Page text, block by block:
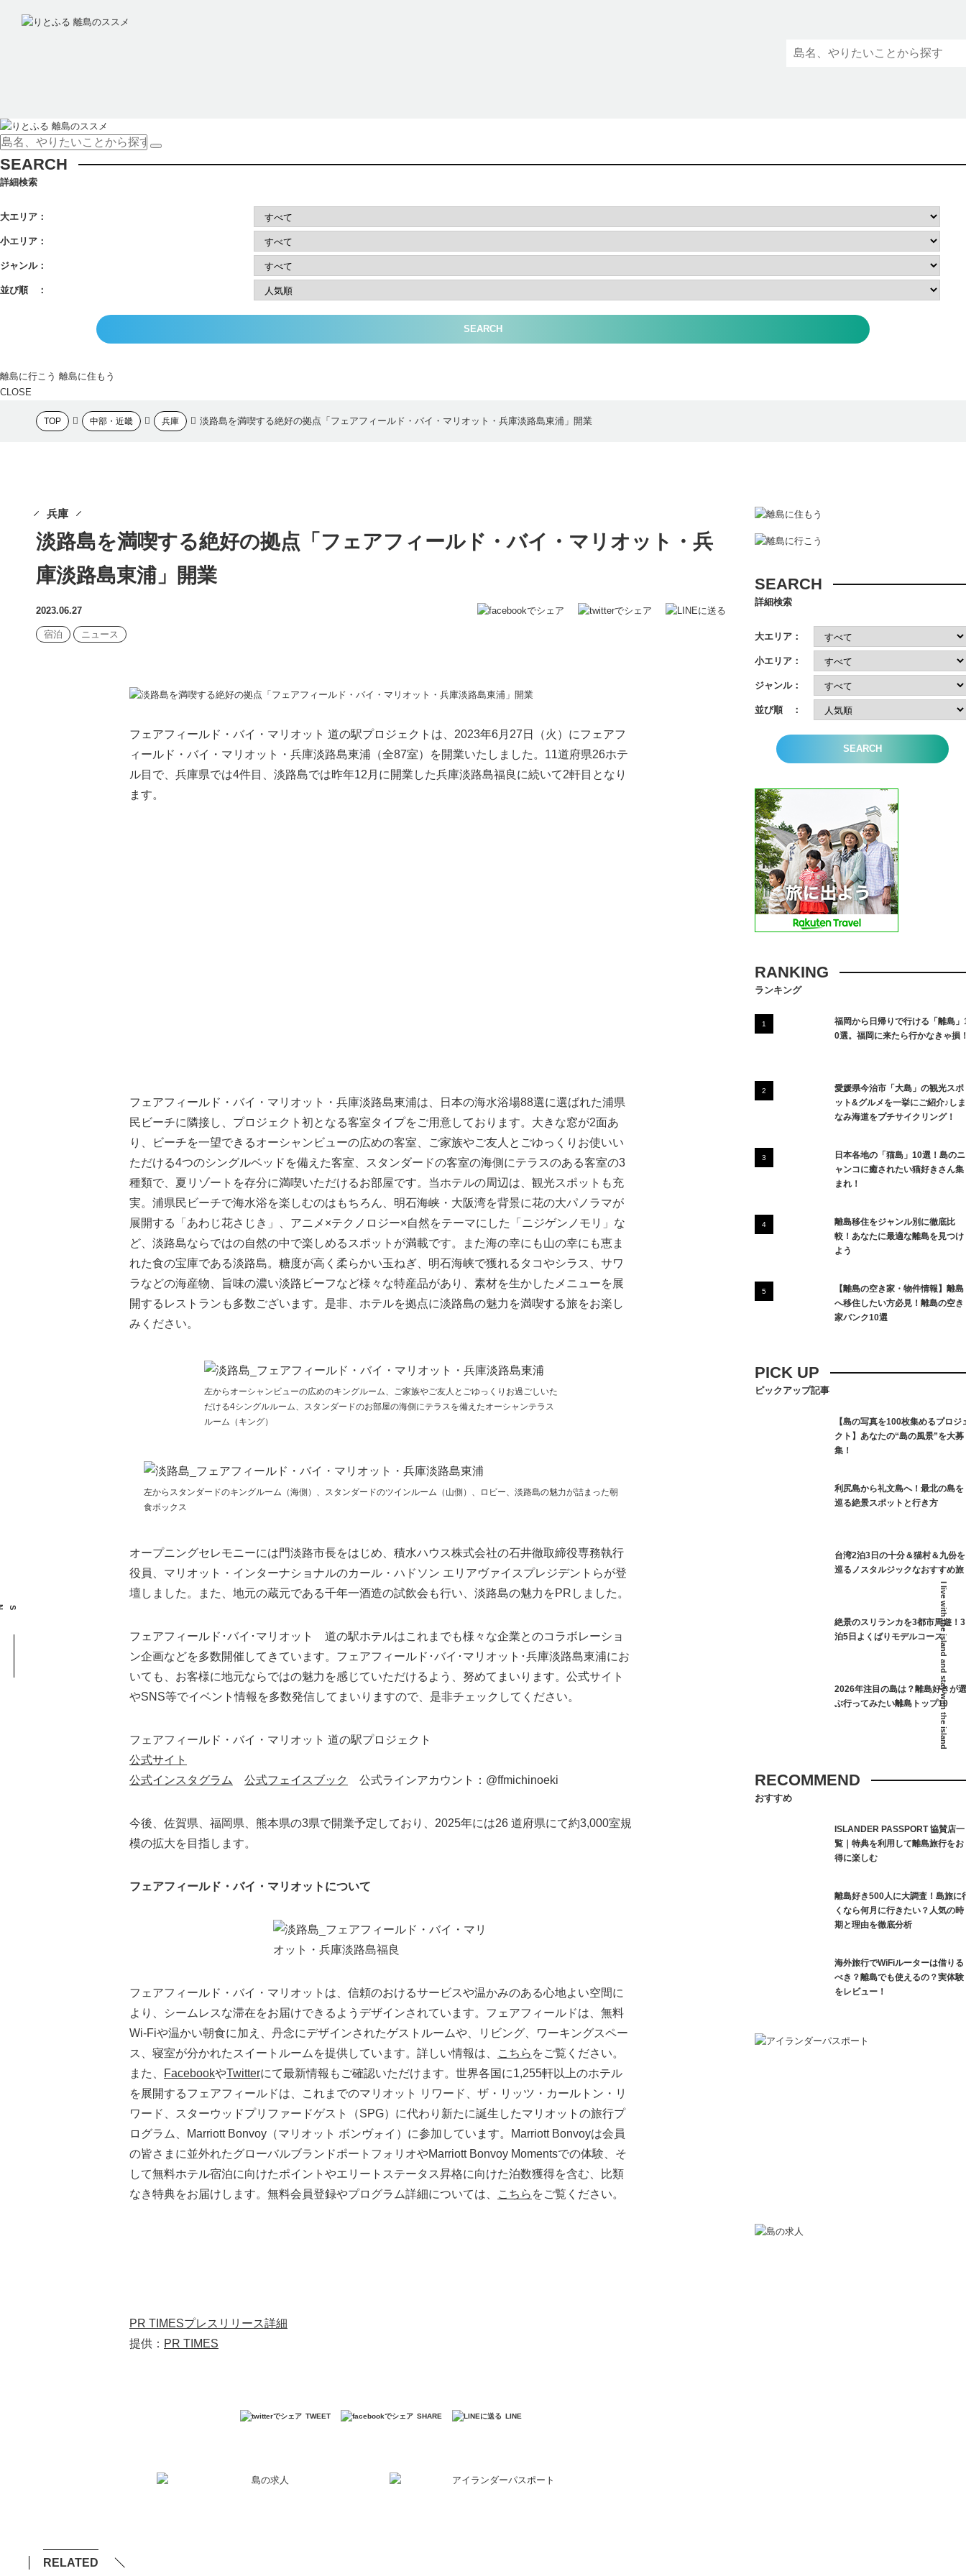
I live with the island and stay with the island
SEARCH
詳細検索
大エリア：
小エリア：
ジャンル：
並び順 ：
SEARCH
離島に行こう 離島に住もう
CLOSE
TOP 中部・近畿 兵庫 淡路島を満喫する絶好の拠点「フェアフィールド・バイ・マリオット・兵庫淡路島東浦」開業
兵庫
淡路島を満喫する絶好の拠点「フェアフィールド・バイ・マリオット・兵
庫淡路島東浦」開業
2023.06.27
宿泊 ニュース
フェアフィールド・バイ・マリオット 道の駅プロジェクトは、2023年6月27日（火）にフェアフ
ィールド・バイ・マリオット・兵庫淡路島東浦（全87室）を開業いたしました。11道府県26ホテ
ル目で、兵庫県では4件目、淡路島では昨年12月に開業した兵庫淡路島福良に続いて2軒目となり
ます。
フェアフィールド・バイ・マリオット・兵庫淡路島東浦は、日本の海水浴場88選に選ばれた浦県
民ビーチに隣接し、プロジェクト初となる客室タイプをご用意しております。大きな窓が2面あ
り、ビーチを一望できるオーシャンビューの広めの客室、ご家族やご友人とごゆっくりお使いい
ただける4つのシングルベッドを備えた客室、スタンダードの客室の海側にテラスのある客室の3
種類で、夏リゾートを存分に満喫いただけるお部屋です。当ホテルの周辺は、観光スポットも充
実。浦県民ビーチで海水浴を楽しむのはもちろん、明石海峡・大阪湾を背景に花の大パノラマが
展開する「あわじ花さじき」、アニメ×テクノロジー×自然をテーマにした「ニジゲンノモリ」な
ど、淡路島ならではの自然の中で楽しめるスポットが満載です。また海の幸にも山の幸にも恵ま
れた食の宝庫である淡路島。糖度が高く柔らかい玉ねぎ、明石海峡で獲れるタコやシラス、サワ
ラなどの海産物、旨味の濃い淡路ビーフなど様々な特産品があり、素材を生かしたメニューを展
開するレストランも多数ございます。是非、ホテルを拠点に淡路島の魅力を満喫する旅をお楽し
みください。
左からオーシャンビューの広めのキングルーム、ご家族やご友人とごゆっくりお過ごしいた
だける4シングルルーム、スタンダードのお部屋の海側にテラスを備えたオーシャンテラス
ルーム（キング）
左からスタンダードのキングルーム（海側）、スタンダードのツインルーム（山側）、ロビー、淡路島の魅力が詰まった朝
食ボックス
オープニングセレモニーには門淡路市長をはじめ、積水ハウス株式会社の石井徹取締役専務執行
役員、マリオット・インターナショナルのカール・ハドソン エリアヴァイスプレジデントらが登
壇しました。また、地元の蔵元である千年一酒造の試飲会も行い、淡路島の魅力をPRしました。
フェアフィールド･バイ･マリオット 道の駅ホテルはこれまでも様々な企業とのコラボレーショ
ン企画などを多数開催してきています。フェアフィールド･バイ･マリオット･兵庫淡路島東浦にお
いても、お客様に地元ならではの魅力を感じていただけるよう、努めてまいります。公式サイト
やSNS等でイベント情報を多数発信してまいりますので、是非チェックしてください。
フェアフィールド・バイ・マリオット 道の駅プロジェクト
公式サイト
公式インスタグラム
公式フェイスブック 公式ラインアカウント：@ffmichinoeki
今後、佐賀県、福岡県、熊本県の3県で開業予定しており、2025年には26 道府県にて約3,000室規
模の拡大を目指します。
フェアフィールド・バイ・マリオットについて
フェアフィールド・バイ・マリオットは、信頼のおけるサービスや温かみのある心地よい空間に
より、シームレスな滞在をお届けできるようデザインされています。フェアフィールドは、無料
Wi-Fiや温かい朝食に加え、丹念にデザインされたゲストルームや、リビング、ワーキングスペー
ス、寝室が分かれたスイートルームを提供しています。詳しい情報は、
こちら をご覧ください。
また、
FacebookやTwitterにて最新情報もご確認いただけます。世界各国に1,255軒以上のホテル
を展開するフェアフィールドは、これまでのマリオット リワード、ザ・リッツ・カールトン・リ
ワード、スターウッドプリファードゲスト（SPG）に代わり新たに誕生したマリオットの旅行プ
ログラム、Marriott Bonvoy（マリオット ボンヴォイ）に参加しています。Marriott Bonvoyは会員
の皆さまに並外れたグローバルブランドポートフォリオやMarriott Bonvoy Momentsでの体験、そ
して無料ホテル宿泊に向けたポイントやエリートステータス昇格に向けた泊数獲得を含む、比類
なき特典をお届けします。無料会員登録やプログラム詳細については、
こちら をご覧ください。
PR TIMESプレスリリース詳細
提供： PR TIMES
TWEET SHARE LINE
RELATED
SEARCH
詳細検索
大エリア：
小エリア：
ジャンル：
並び順 ：
SEARCH
RANKING
ランキング
福岡から日帰りで行ける「離島」
0選。福岡に来たら行かなきゃ損
愛媛県今治市「大島」の観光スポ
ット&グルメを一挙にご紹介♪しま
なみ海道をプチサイクリング！
日本各地の「猫島」10選！島のニ
ャンコに癒されたい猫好きさん集
まれ！
離島移住をジャンル別に徹底比
較！あなたに最適な離島を見つけ
よう
【離島の空き家・物件情報】離島
へ移住したい方必見！離島の空き
家バンク10選
PICK UP
ピックアップ記事
【島の写真を100枚集めるプロジ
クト】あなたの“島の風景”を大募
集！
利尻島から礼文島へ！最北の島を
巡る絶景スポットと行き方
台湾2泊3日の十分＆猫村＆九份を
巡るノスタルジックなおすすめ旅
絶景のスリランカを3都市周遊！3
泊5日よくばりモデルコース
2026年注目の島は？離島好きが選
ぶ行ってみたい離島トップ10
RECOMMEND
おすすめ
ISLANDER PASSPORT 協賛店一
覧｜特典を利用して離島旅行をお
得に楽しむ
離島好き500人に大調査！島旅に
くなら何月に行きたい？人気の時
期と理由を徹底分析
海外旅行でWiFiルーターは借りる
べき？離島でも使えるの？実体験
をレビュー！